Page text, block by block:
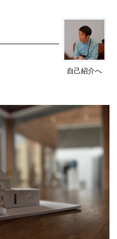
自己紹介へ